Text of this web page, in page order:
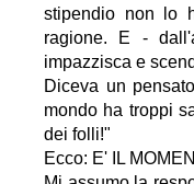
stipendio non lo
ragione. E -
impazzisca e
Diceva un
mondo ha troppi
dei folli!"
Ecco: E' IL